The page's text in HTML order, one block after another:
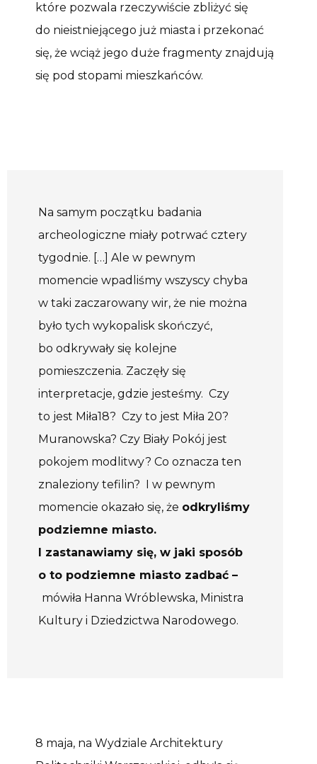
które pozwala rzeczywiście zbliżyć się
do nieistniejącego już miasta i przekonać
się, że wciąż jego duże fragmenty znajdują
się pod stopami mieszkańców.
Na samym początku badania
archeologiczne miały potrwać cztery
tygodnie. […] Ale w pewnym
momencie wpadliśmy wszyscy chyba
w taki zaczarowany wir, że nie można
było tych wykopalisk skończyć,
bo odkrywały się kolejne
pomieszczenia. Zaczęły się
interpretacje, gdzie jesteśmy. Czy
to jest Miła18? Czy to jest Miła 20?
Muranowska? Czy Biały Pokój jest
pokojem modlitwy? Co oznacza ten
znaleziony tefilin? I w pewnym
momencie okazało się, że odkryliśmy
podziemne miasto.
I zastanawiamy się, w jaki sposób
o to podziemne miasto zadbać –
mówiła Hanna Wróblewska, Ministra
Kultury i Dziedzictwa Narodowego.
8 maja, na Wydziale Architektury